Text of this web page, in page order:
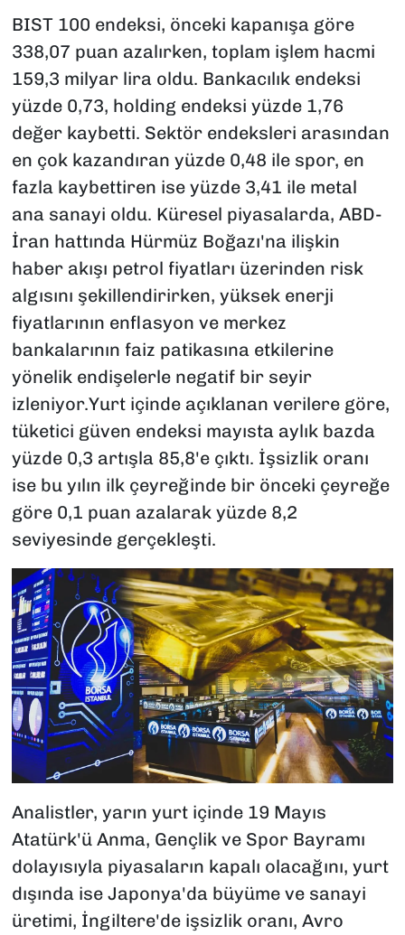
BIST 100 endeksi, önceki kapanışa göre
338,07 puan azalırken, toplam işlem hacmi
159,3 milyar lira oldu. Bankacılık endeksi
yüzde 0,73, holding endeksi yüzde 1,76
değer kaybetti. Sektör endeksleri arasından
en çok kazandıran yüzde 0,48 ile spor, en
fazla kaybettiren ise yüzde 3,41 ile metal
ana sanayi oldu. Küresel piyasalarda, ABD-
İran hattında Hürmüz Boğazı'na ilişkin
haber akışı petrol fiyatları üzerinden risk
algısını şekillendirirken, yüksek enerji
fiyatlarının enflasyon ve merkez
bankalarının faiz patikasına etkilerine
yönelik endişelerle negatif bir seyir
izleniyor.Yurt içinde açıklanan verilere göre,
tüketici güven endeksi mayısta aylık bazda
yüzde 0,3 artışla 85,8'e çıktı. İşsizlik oranı
ise bu yılın ilk çeyreğinde bir önceki çeyreğe
göre 0,1 puan azalarak yüzde 8,2
seviyesinde gerçekleşti.
Analistler, yarın yurt içinde 19 Mayıs
Atatürk'ü Anma, Gençlik ve Spor Bayramı
dolayısıyla piyasaların kapalı olacağını, yurt
dışında ise Japonya'da büyüme ve sanayi
üretimi, İngiltere'de işsizlik oranı, Avro